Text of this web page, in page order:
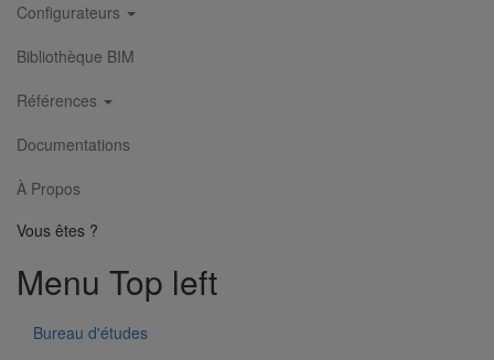
Configurateurs
Bibliothèque BIM
Références
Documentations
À Propos
Vous êtes ?
Menu Top left
Bureau d'études